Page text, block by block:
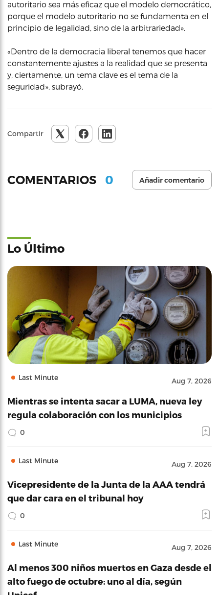
autoritario sea más eficaz que el modelo democrático,
porque el modelo autoritario no se fundamenta en el
principio de legalidad, sino de la arbitrariedad».
«Dentro de la democracia liberal tenemos que hacer
constantemente ajustes a la realidad que se presenta
y, ciertamente, un tema clave es el tema de la
seguridad», subrayó.
Compartir
COMENTARIOS 0 Añadir comentario
Lo Último
Last Minute Aug 7, 2026
Mientras se intenta sacar a LUMA, nueva ley
regula colaboración con los municipios
0
Last Minute Aug 7, 2026
Vicepresidente de la Junta de la AAA tendrá
que dar cara en el tribunal hoy
0
Last Minute Aug 7, 2026
Al menos 300 niños muertos en Gaza desde el
alto fuego de octubre: uno al día, según